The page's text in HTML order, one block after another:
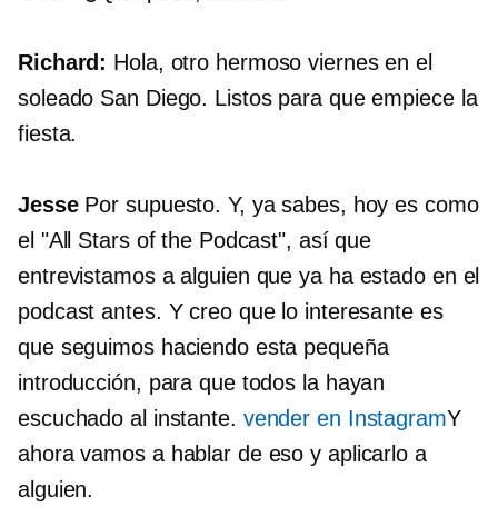
Richard: Hola, otro hermoso viernes en el
soleado San Diego. Listos para que empiece la
fiesta.
JessePor supuesto. Y, ya sabes, hoy es como
el "All Stars of the Podcast", así que
entrevistamos a alguien que ya ha estado en el
podcast antes. Y creo que lo interesante es
que seguimos haciendo esta pequeña
introducción, para que todos la hayan
escuchado al instante. vender en InstagramY
ahora vamos a hablar de eso y aplicarlo a
alguien.